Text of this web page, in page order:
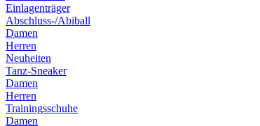
Einlagenträger
Abschluss-/Abiball
Damen
Herren
Neuheiten
Tanz-Sneaker
Damen
Herren
Trainingsschuhe
Damen